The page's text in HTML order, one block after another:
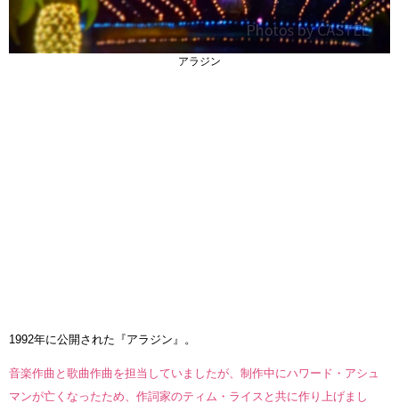
アラジン
1992年に公開された『アラジン』。
音楽作曲と歌曲作曲を担当していましたが、制作中にハワード・アシュ
マンが亡くなったため、作詞家のティム・ライスと共に作り上げまし